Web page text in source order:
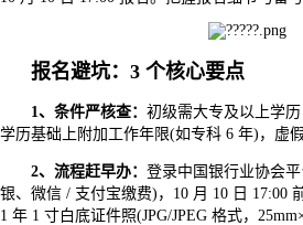
报名避坑：3 个核心要点
1、 条件严核查： 初级需大专及以上学
学历基础上附加工作年限(如专科 6 年)，虚
2、 流程赶早办： 登录中国银行业协会
银、微信 / 支付宝缴费)，10 月 10 日 17:00
1 年 1 寸白底证件照(JPG/JPEG 格式，